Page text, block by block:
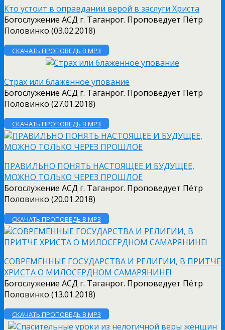
Кто устоит в оправдании верой в заслуги Христа
Богослужение АСД г. Таганрог. Проповедует Пётр
Половинко (03.02.2018)
СКАЧАТЬ ПРОПОВЕДЬ В MP3
Страх или блаженное упование
Богослужение АСД г. Таганрог. Проповедует Пётр
Половинко (27.01.2018)
СКАЧАТЬ ПРОПОВЕДЬ В MP3
ПРАВИЛЬНО ПОНЯТЬ НАСТОЯЩЕЕ И БУДУЩЕЕ,
МОЖНО ТОЛЬКО ЧЕРЕЗ ПРОШЛОЕ
Богослужение АСД г. Таганрог. Проповедует Пётр
Половинко (20.01.2018)
СКАЧАТЬ ПРОПОВЕДЬ В MP3
СОВРЕМЕННЫЕ ГОСУДАРСТВА И РЕЛИГИИ, В ПРИТЧЕ
ХРИСТА О МИЛОСЕРДНОМ САМАРЯНИНЕ!
Богослужение АСД г. Таганрог. Проповедует Пётр
Половинко (13.01.2018)
СКАЧАТЬ ПРОПОВЕДЬ В MP3